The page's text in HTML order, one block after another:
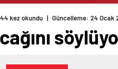
kez okundu | Güncelleme: 24 Ocak